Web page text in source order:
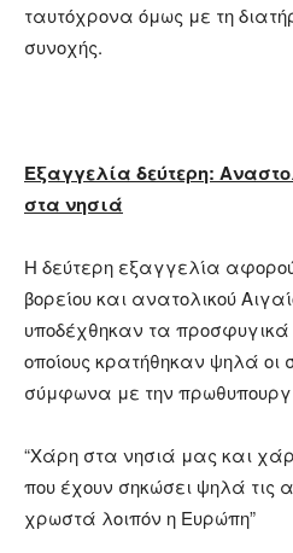
ταυτόχρονα όμως με τη
συνοχής.
Εξαγγελία δεύτερη:
στα νησιά
Η δεύτερη εξαγγελία
βορείου και ανατολικού
υποδέχθηκαν τα
οποίους κρατήθηκαν ψηλά οι
σύμφωνα με την
“Χάρη στα νησιά μας και
που έχουν σηκώσει ψηλά τις
χρωστά λοιπόν η Ευρώπη”